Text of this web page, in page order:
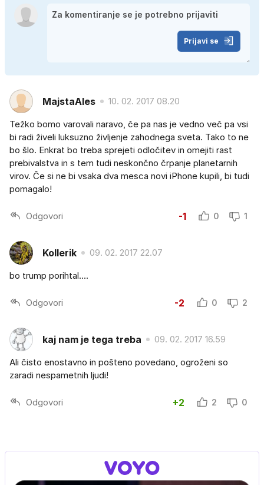
Prijavi se
MajstaAles 10. 02. 2017 08.20
Težko bomo varovali naravo, če pa nas je vedno več pa vsi
bi radi živeli luksuzno življenje zahodnega sveta. Tako to ne
bo šlo. Enkrat bo treba sprejeti odločitev in omejiti rast
prebivalstva in s tem tudi neskončno črpanje planetarnih
virov. Če si ne bi vsaka dva mesca novi iPhone kupili, bi tudi
pomagalo!
Odgovori -1 0 1
Kollerik 09. 02. 2017 22.07
bo trump porihtal....
Odgovori -2 0 2
kaj nam je tega treba 09. 02. 2017 16.59
Ali čisto enostavno in pošteno povedano, ogroženi so
zaradi nespametnih ljudi!
Odgovori +2 2 0